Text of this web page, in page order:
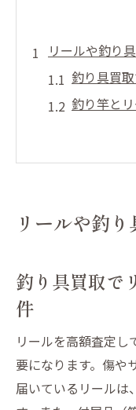
リールや釣り
釣り具買
釣り竿と
釣具買取
釣り竿買取を
釣り竿の
付属品あ
釣り竿買
不要な釣り具
釣り具買
リールや釣
釣り具買取で
件
リールを高額査定し
要になります。傷や
届いているリールは